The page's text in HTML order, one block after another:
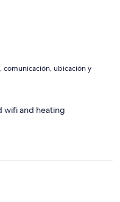
comunicación, ubicación y
wifi and heating